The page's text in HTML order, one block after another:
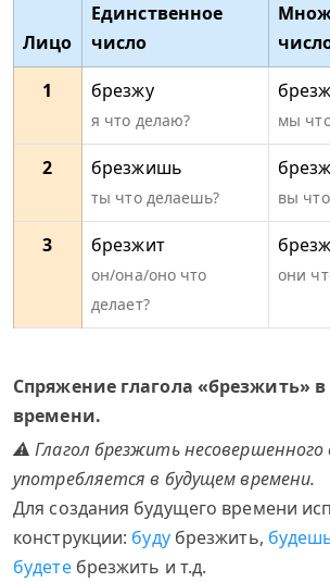
Лицо
Единственное
число
1
брезжу
я что делаю? мы
2 брезжишь
ты что делаешь? вы
3 брезжит
он/она/оно что
делает?
они
Спряжение глагола «брезжить»
времени.
⚠ Глагол брезжить несовершенного
употребляется в будущем времени.
Для создания будущего времени
конструкции: будубрезжить,
будетебрезжить и т.д.